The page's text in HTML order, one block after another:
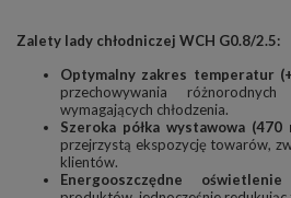
Zalety lady chłodniczej WCH G0.8/2.5:
Optymalny zakres temperatur
przechowywania
wymagających chłodzenia.
Szeroka półka wystawowa (470
przejrzystą ekspozycję towarów,
klientów.
Energooszczędne oświetlenie